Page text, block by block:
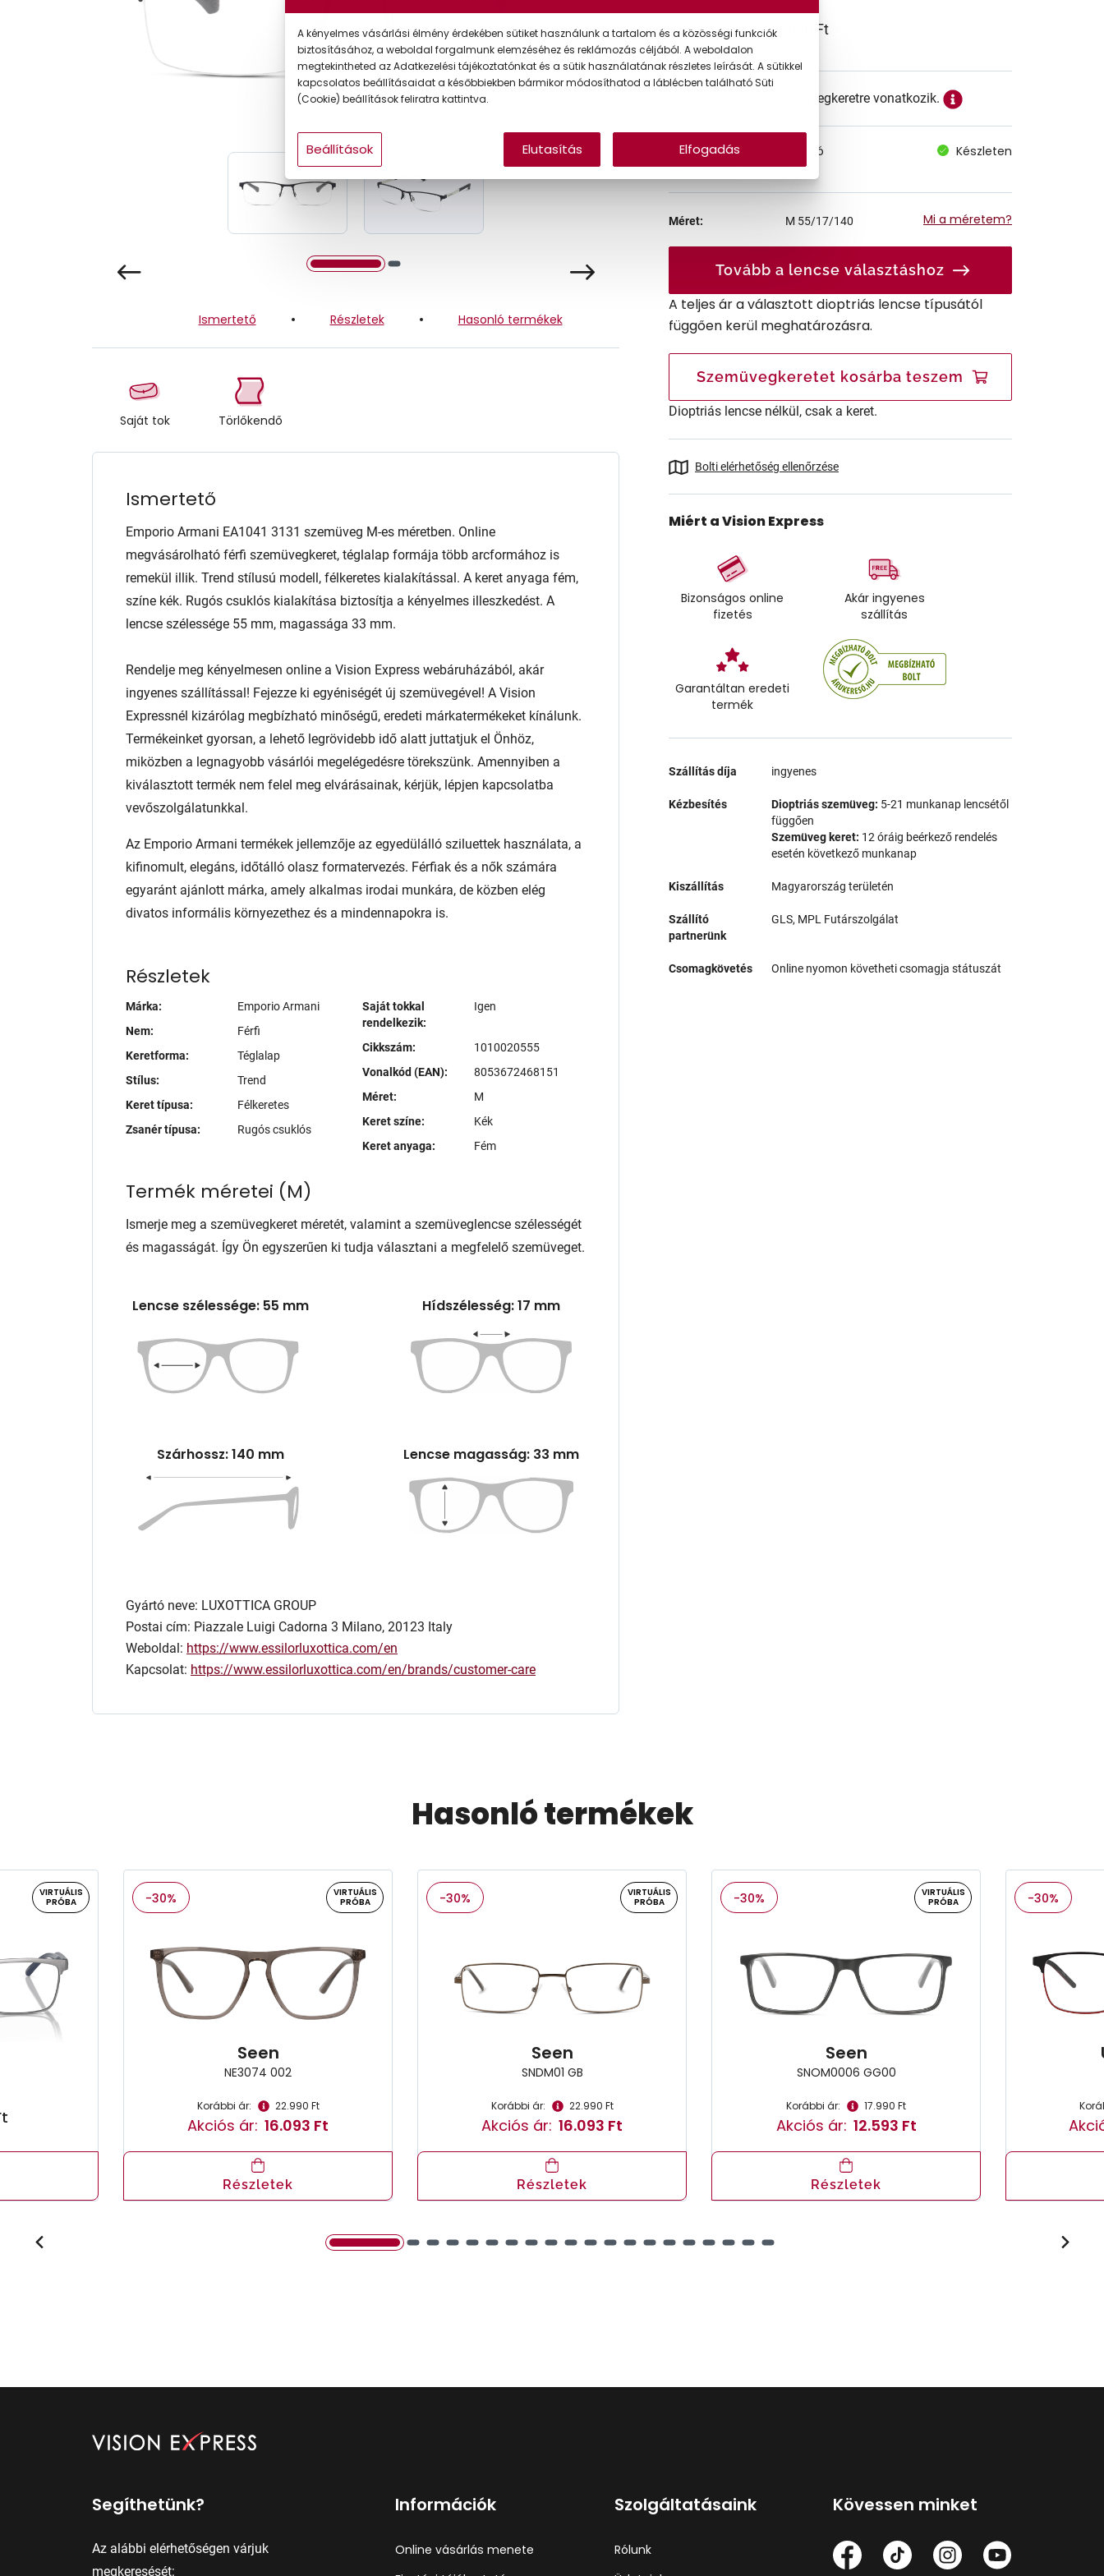
Gyermek
Ismertető Részletek Hasonló termékek
Saját tok Törlőkendő
Ismertető
Emporio Armani EA1041 3131 szemüveg M-es méretben. Online
megvásárolható férfi szemüvegkeret, téglalap formája több arcformához is
remekül illik. Trend stílusú modell, félkeretes kialakítással. A keret anyaga fém,
színe kék. Rugós csuklós kialakítása biztosítja a kényelmes illeszkedést. A
lencse szélessége 55 mm, magassága 33 mm.
Rendelje meg kényelmesen online a Vision Express webáruházából, akár
ingyenes szállítással! Fejezze ki egyéniségét új szemüvegével! A Vision
Expressnél kizárólag megbízható minőségű, eredeti márkatermékeket kínálunk.
Termékeinket gyorsan, a lehető legrövidebb idő alatt juttatjuk el Önhöz,
miközben a legnagyobb vásárlói megelégedésre törekszünk. Amennyiben a
kiválasztott termék nem felel meg elvárásainak, kérjük, lépjen kapcsolatba
vevőszolgálatunkkal.
Az Emporio Armani termékek jellemzője az egyedülálló sziluettek használata, a
kifinomult, elegáns, időtálló olasz formatervezés. Férfiak és a nők számára
egyaránt ajánlott márka, amely alkalmas irodai munkára, de közben elég
divatos informális környezethez és a mindennapokra is.
Részletek
Márka:
Emporio Armani
Nem:
Férfi
Keretforma:
Téglalap
Stílus:
Trend
Keret típusa:
Félkeretes
Zsanér típusa:
Rugós csuklós
Saját tokkal
rendelkezik:
Igen
Cikkszám:
1010020555
Vonalkód (EAN):
8053672468151
Méret:
M
Keret színe:
Kék
Keret anyaga:
Fém
Termék méretei (M)
Ismerje meg a szemüvegkeret méretét, valamint a szemüveglencse szélességét
és magasságát. Így Ön egyszerűen ki tudja választani a megfelelő szemüveget.
Lencse szélessége: 55 mm Hídszélesség: 17 mm
Szárhossz: 140 mm Lencse magasság: 33 mm
Gyártó neve: LUXOTTICA GROUP
Postai cím: Piazzale Luigi Cadorna 3 Milano, 20123 Italy
Weboldal: https://www.essilorluxottica.com/en
Kapcsolat: https://www.essilorluxottica.com/en/brands/customer-care
Ár: 68.990 Ft
A feltűntetett ár a szemüvegkeretre vonatkozik.
Online megvásárolható
Készleten
Ingyenes szállítás
Méret: M 55/17/140 Mi a méretem?
Tovább a lencse választáshoz
A teljes ár a választott dioptriás lencse típusától
függően kerül meghatározásra.
Szemüvegkeretet kosárba teszem
Dioptriás lencse nélkül, csak a keret.
Bolti elérhetőség ellenőrzése
Miért a Vision Express
Bizonságos online
fizetés
Akár ingyenes
szállítás
Garantáltan eredeti
termék
Szállítás díja ingyenes
Kézbesítés Dioptriás szemüveg: 5-21 munkanap lencsétől
függően
Szemüveg keret: 12 óráig beérkező rendelés
esetén következő munkanap
Kiszállítás Magyarország területén
Szállító
partnerünk
GLS, MPL Futárszolgálat
Csomagkövetés Online nyomon követheti csomagja státuszát
Hasonló termékek
VIRTUÁLIS
PRÓBA
-30%
VIRTUÁLIS
PRÓBA
Seen
NE3074 002
Korábbi ár: 22.990 Ft
Akciós ár: 16.093 Ft
Részletek
-30%
VIRTUÁLIS
PRÓBA
Seen
SNDM01 GB
Korábbi ár: 22.990 Ft
Akciós ár: 16.093 Ft
Részletek
-30%
VIRTUÁLIS
PRÓBA
Seen
SNOM0006 GG00
Korábbi ár: 17.990 Ft
Akciós ár: 12.593 Ft
Részletek
-30%
Segíthetünk?
Az alábbi elérhetőségen várjuk
megkeresését:
Információk
Online vásárlás menete
Szolgáltatásaink
Rólunk
Kövessen minket
A kényelmes vásárlási élmény érdekében sütiket használunk a tartalom és a közösségi funkciók
biztosításához, a weboldal forgalmunk elemzéséhez és reklámozás céljából. A weboldalon
megtekintheted az Adatkezelési tájékoztatónkat és a sütik használatának részletes leírását. A sütikkel
kapcsolatos beállításaidat a későbbiekben bármikor módosíthatod a láblécben található Süti
(Cookie) beállítások feliratra kattintva.
Beállítások Elutasítás Elfogadás